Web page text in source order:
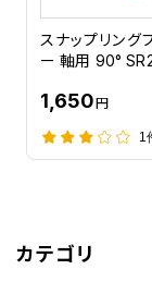
スナップリング
ー 軸用 90°
1,650円
1
カテゴリ